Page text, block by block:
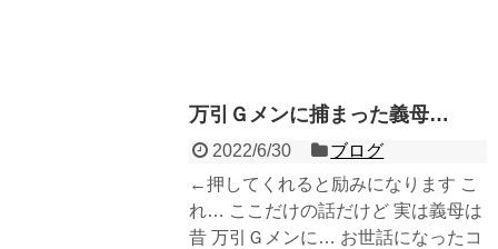
万引Ｇメンに捕まった義母…
2022/6/30
ブログ
←押してくれると励みになります こ
れ… ここだけの話だけど 実は義母は
昔 万引Ｇメンに… お世話になったコ